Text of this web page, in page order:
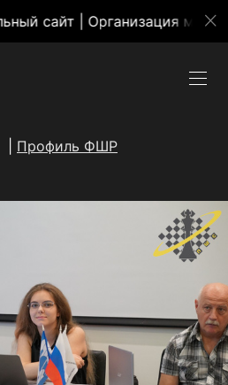
| Организация массовых
| Профиль ФШР